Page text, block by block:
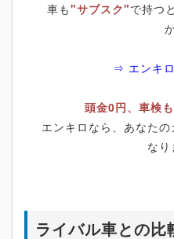
車も"サブスク"で持つ
⇒ エンキ
頭金0円、車検
エンキロなら、あなた
なり
ライバル車との